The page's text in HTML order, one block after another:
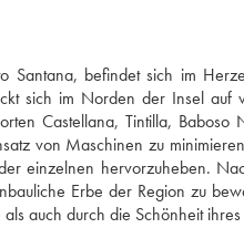
Santana, befindet sich im
sich im Norden der Insel auf
Castellana, Tintilla, Baboso
von Maschinen zu
einzelnen hervorzuheben.
Erbe der Region zu
auch durch die Schönheit ihres